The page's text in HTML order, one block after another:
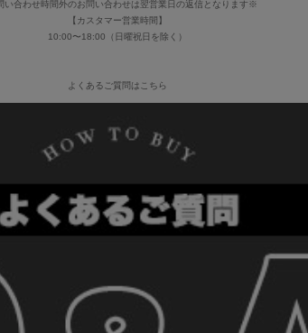
い合わせ時間外のお問い合わせは翌営業日の返信となります※
【カスタマー営業時間】
10:00〜18:00（日曜祝日を除く）
よくあるご質問はこちら